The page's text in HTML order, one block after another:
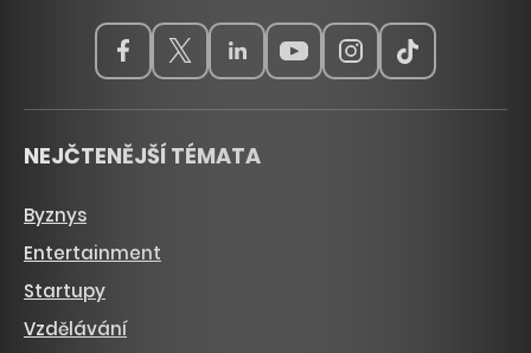
NEJČTENĚJŠÍ TÉMATA
Byznys
Entertainment
Startupy
Vzdělávání